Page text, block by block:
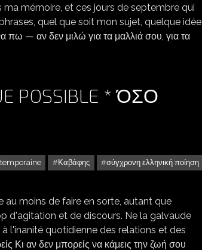
mémoire, et ces jours de septembre qui
quel que soit mon sujet, quelque idée
— αν δεν μιλώ για τα μαλλιά σου, για τα
POSSIBLE * ΌΣΟ
Καβάφης
σύγχρονη ελληνική ποίηση
au moins de faire en sorte, autant que
d'agitation et de discours. Ne la galvaude
l'inanité quotidienne des relations et des
αν δεν μπορείς να κάμεις την ζωή σου